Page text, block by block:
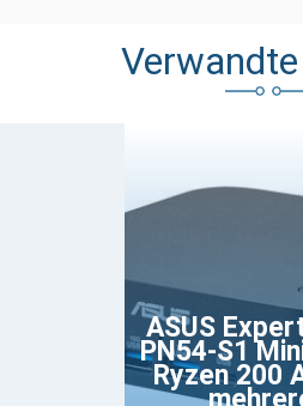
ASUS
PN54-S1
Ryzen 200